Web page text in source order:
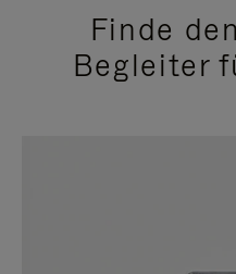
Finde
Begleiter